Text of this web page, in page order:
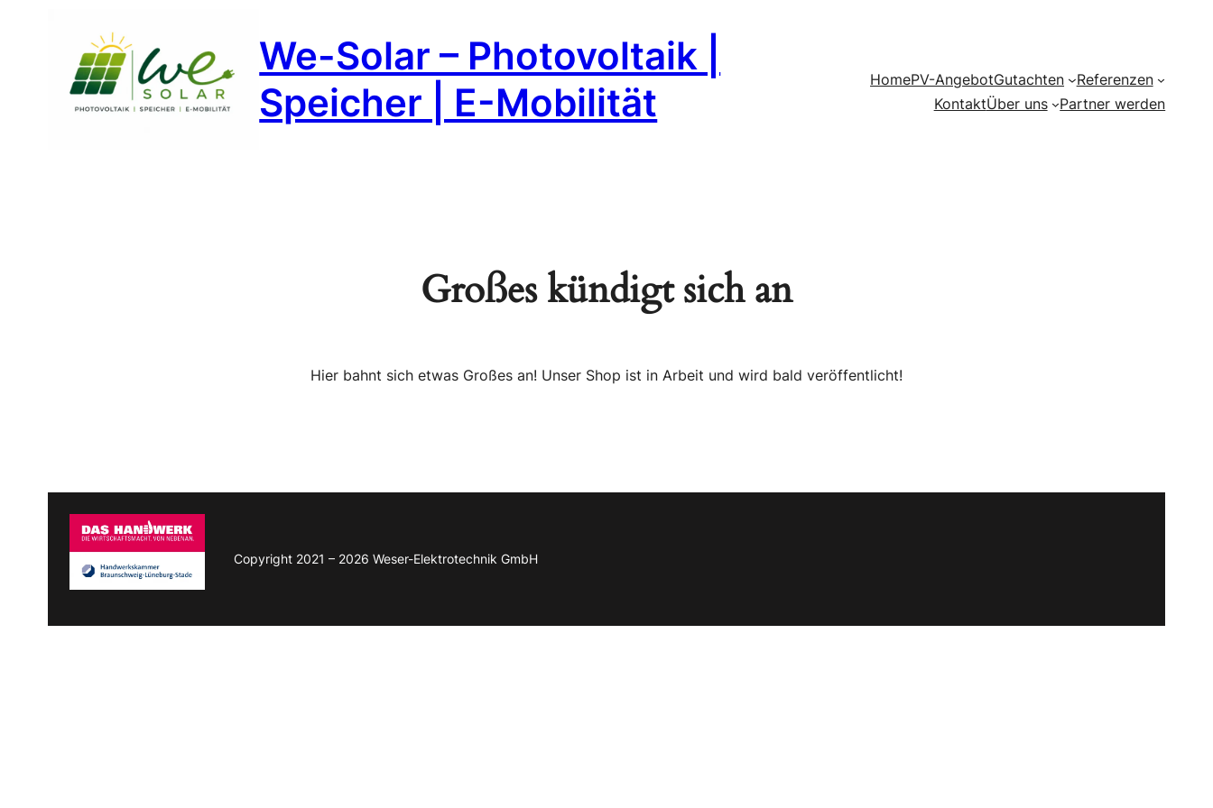
We-Solar – Photovoltaik |
Speicher | E-Mobilität
HomePV-AngebotGutachten
Referenzen
KontaktÜber uns Partner werden
Großes kündigt sich an
Hier bahnt sich etwas Großes an! Unser Shop ist in Arbeit und wird bald veröffentlicht!
Copyright 2021 – 2026 Weser-Elektrotechnik GmbH